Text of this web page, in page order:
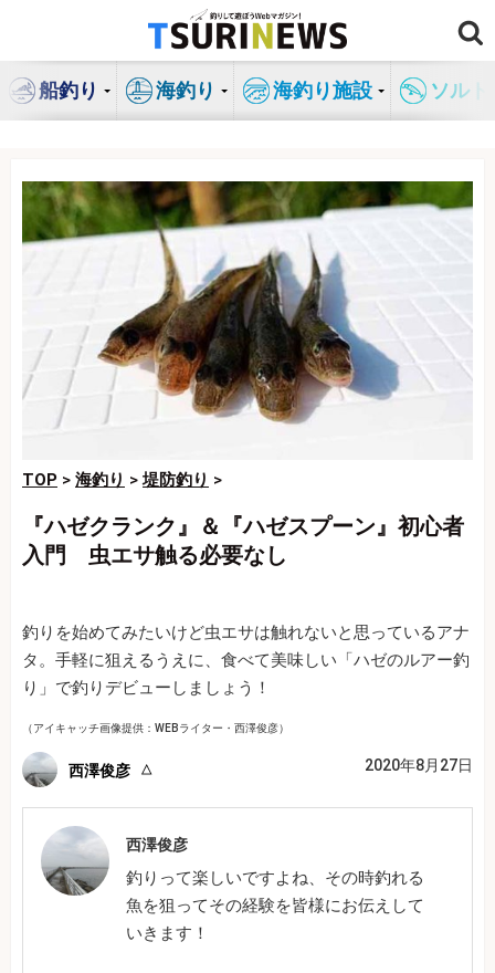
ン
船釣り 海釣り 海釣り施設 ソル
TOP > 海釣り >堤防釣り >
『ハゼクランク』＆『ハゼスプーン』初心者
入門 虫エサ触る必要なし
釣りを始めてみたいけど虫エサは触れないと思っているアナ
タ。手軽に狙えるうえに、食べて美味しい「ハゼのルアー釣
り」で釣りデビューしましょう！
（アイキャッチ画像提供：WEBライター・西澤俊彦）
西澤俊彦 2020年8月27日
西澤俊彦
釣りって楽しいですよね、その時釣れる
魚を狙ってその経験を皆様にお伝えして
いきます！